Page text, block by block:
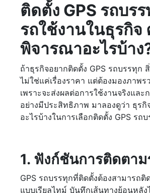
ติดตั้ง GPS รถบร
รถใช้งานในธุรกิจ
พิจารณาอะไรบ้าง
ถ้าธุรกิจอยากติดตั้ง GPS รถบรรทุก
ไม่ใช่แค่เรื่องราคา แต่ต้องมองภาพร
เพราะจะส่งผลต่อการใช้งานจริงแล
อย่างมีประสิทธิภาพ มาลองดูว่า ธุร
อะไรบ้างในการเลือกติดตั้ง GPS รถ
1. ฟังก์ชันการติดตาม
GPS รถบรรทุกที่ติดตั้งต้องสามารถ
แบบเรียลไทม์ บันทึกเส้นทางย้อนหลัง